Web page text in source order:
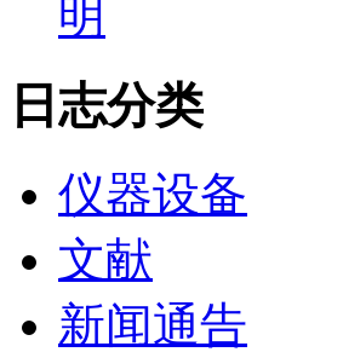
明
日志分类
仪器设备
文献
新闻通告